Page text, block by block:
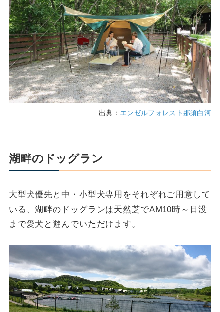
出典： エンゼルフォレスト那須白河
湖畔のドッグラン
大型犬優先と中・小型犬専用をそれぞれご用意して
いる、湖畔のドッグランは天然芝でAM10時～日没
まで愛犬と遊んでいただけます。